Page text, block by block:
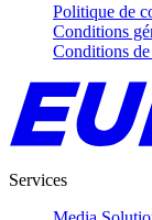
Politique de
Conditions
Conditions
Services